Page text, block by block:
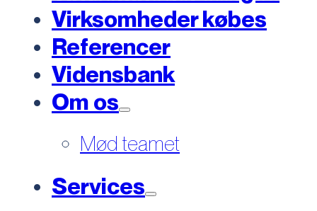
Virksomheder købes
Referencer
Vidensbank
Om os
Mød teamet
Services